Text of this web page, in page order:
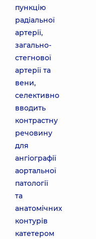
пункцію
радіальної
артерії,
загально-
стегнової
артерії та
вени,
селективно
вводить
контрастну
речовину
для
ангіографії
аортальної
патології
та
анатомічних
контурів
катетером